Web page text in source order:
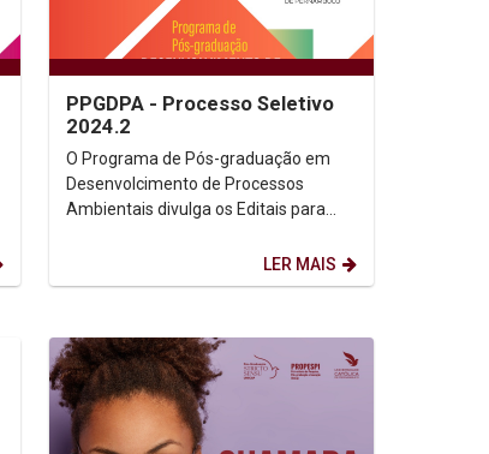
PPGDPA - Processo Seletivo
2024.2
O Programa de Pós-graduação em
Desenvolcimento de Processos
Ambientais divulga os Editais para
LER MAIS